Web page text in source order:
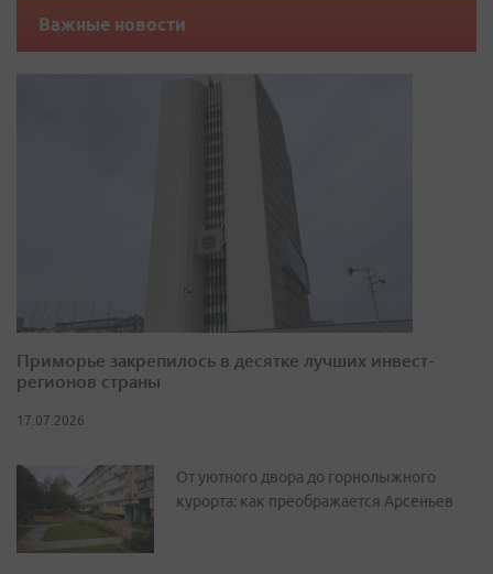
Важные новости
Приморье закрепилось в десятке лучших инвест-
регионов страны
17.07.2026
От уютного двора до горнолыжного
курорта: как преображается Арсеньев